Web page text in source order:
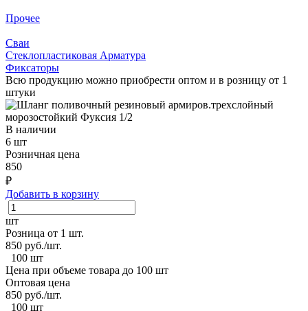
Прочее
Сваи
Стеклопластиковая Арматура
Фиксаторы
Всю продукцию можно приобрести оптом и в розницу от 1
штуки
В наличии
6 шт
Розничная цена
850
₽
Добавить в корзину
шт
Розница от 1 шт.
850 руб./шт.
100 шт
Цена при объеме товара до 100 шт
Оптовая цена
850 руб./шт.
100 шт